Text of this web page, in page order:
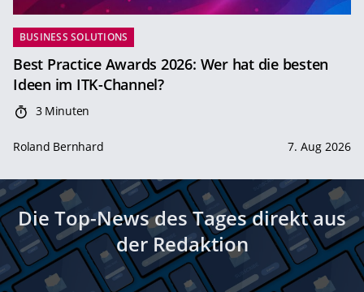
BUSINESS SOLUTIONS
Best Practice Awards 2026: Wer hat die besten
Ideen im ITK-Channel?
3 Minuten
Roland Bernhard 7. Aug 2026
Die Top-News des Tages direkt aus
der Redaktion